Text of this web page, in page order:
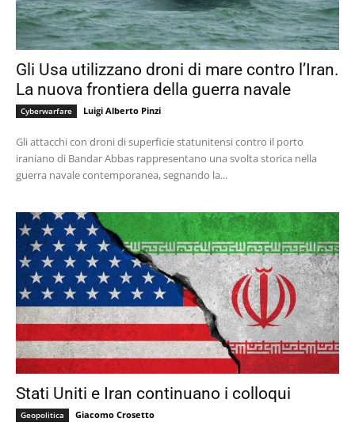
Gli Usa utilizzano droni di mare contro l’Iran.
La nuova frontiera della guerra navale
Cyberwarfare Luigi Alberto Pinzi
Gli attacchi con droni di superficie statunitensi contro il porto
iraniano di Bandar Abbas rappresentano una svolta storica nella
guerra navale contemporanea, segnando la...
Stati Uniti e Iran continuano i colloqui
Geopolitica Giacomo Crosetto